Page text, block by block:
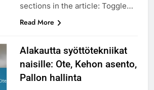
sections in the article: Toggle…
Read More
Alakautta syöttötekniikat
naisille: Ote, Kehon asento,
Pallon hallinta